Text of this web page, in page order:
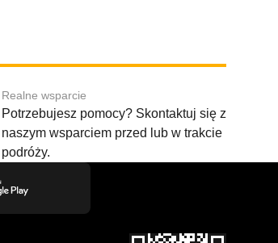
Realne wsparcie
Potrzebujesz pomocy? Skontaktuj się z
naszym wsparciem przed lub w trakcie
podróży.